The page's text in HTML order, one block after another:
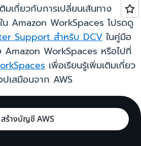
มเกี่ยวกับการเปลี่ยนเส้นทาง
Amazon WorkSpaces โปรดดู
Support สำหรับ DCV ในคู่มือ
Amazon WorkSpaces หรือไปที่
เพื่อเรียนรู้เพิ่มเติมเกี่ยว
เสมือนจาก AWS
สร้างบัญชี AWS